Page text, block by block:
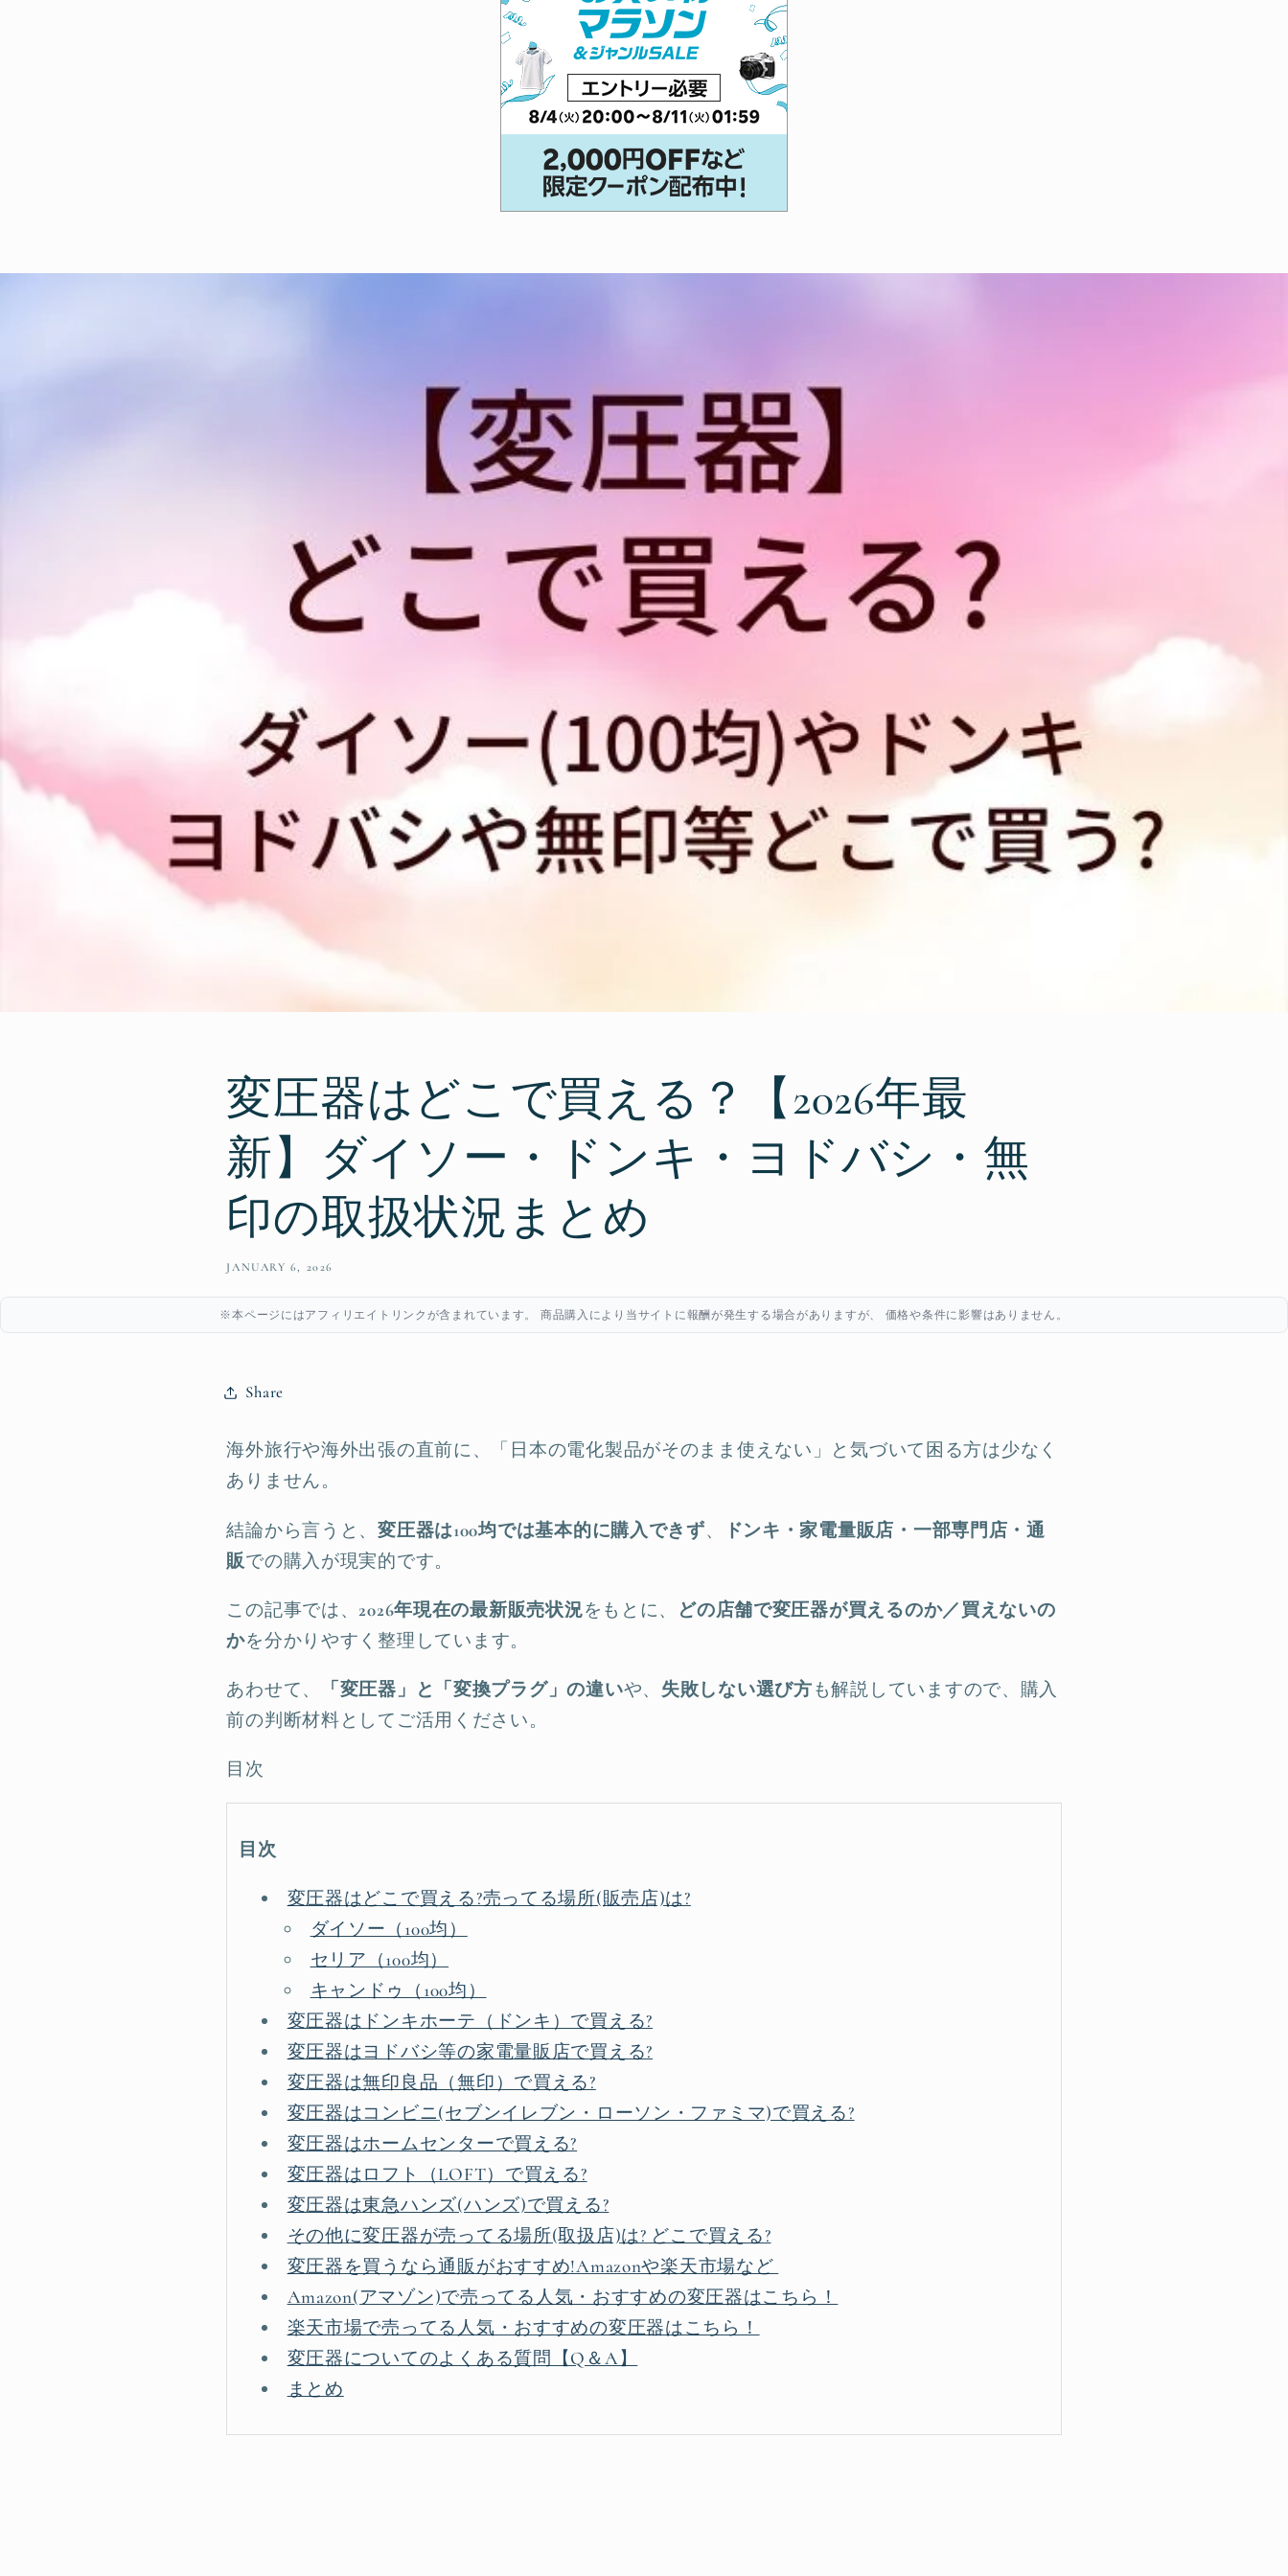
変圧器はどこで買える？【2026年最
新】ダイソー・ドンキ・ヨドバシ・無
印の取扱状況まとめ
JANUARY 6, 2026
※本ページにはアフィリエイトリンクが含まれています。 商品購入により当サイトに報酬が発生する場合がありますが、 価格や条件に影響はありません。
Share
海外旅行や海外出張の直前に、「日本の電化製品がそのまま使えない」と気づいて困る方は少なく
ありません。
結論から言うと、変圧器は100均では基本的に購入できず、
ドンキ・家電量販店・一部専門店・通
販での購入が現実的です。
この記事では、2026年現在の最新販売状況をもとに、
どの店舗で変圧器が買えるのか／買えないの
かを分かりやすく整理しています。
あわせて、 「変圧器」と「変換プラグ」の違いや、 失敗しない選び方も解説していますので、購入
前の判断材料としてご活用ください。
目次
目次
変圧器はどこで買える?売ってる場所(販売店)は?
ダイソー（100均）
セリア（100均）
キャンドゥ（100均）
変圧器はドンキホーテ（ドンキ）で買える?
変圧器はヨドバシ等の家電量販店で買える?
変圧器は無印良品（無印）で買える?
変圧器はコンビニ(セブンイレブン・ローソン・ファミマ)で買える?
変圧器はホームセンターで買える?
変圧器はロフト（LOFT）で買える?
変圧器は東急ハンズ(ハンズ)で買える?
その他に変圧器が売ってる場所(取扱店)は? どこで買える?
変圧器を買うなら通販がおすすめ!Amazonや楽天市場など
Amazon(アマゾン)で売ってる人気・おすすめの変圧器はこちら！
楽天市場で売ってる人気・おすすめの変圧器はこちら！
変圧器についてのよくある質問【Q＆A】
まとめ